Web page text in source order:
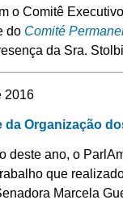
o Comitê
do Comité
da Sra.
2016
da Organização
deste ano, o
que
Marcela